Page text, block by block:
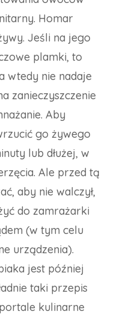
Homar
Jeśli na jego
plamki, to
wtedy nie nadaje
zanieczyszczenie
Aby
go żywego
lub dłużej, w
Ale przed tą
aby nie walczył,
do zamrażarki
(w tym celu
urządzenia).
jest później
taki przepis
kulinarne